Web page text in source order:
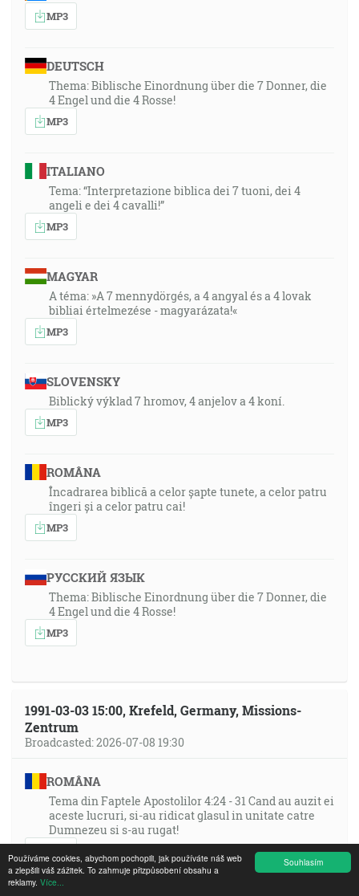
Souhlasím
Používáme cookies, abychom pochopili, jak používáte náš web
a zlepšili váš zážitek. To zahrnuje přizpůsobení obsahu a
reklamy. Více...
MP3
DEUTSCH
Thema: Biblische Einordnung über die 7 Donner, die
4 Engel und die 4 Rosse!
MP3
ITALIANO
Tema: “Interpretazione biblica dei 7 tuoni, dei 4
angeli e dei 4 cavalli!”
MP3
MAGYAR
A téma: »A 7 mennydörgés, a 4 angyal és a 4 lovak
bibliai értelmezése - magyarázata!«
MP3
SLOVENSKY
Biblický výklad 7 hromov, 4 anjelov a 4 koní.
MP3
ROMÂNA
Încadrarea biblică a celor șapte tunete, a celor patru
îngeri și a celor patru cai!
MP3
РУССКИЙ ЯЗЫК
Thema: Biblische Einordnung über die 7 Donner, die
4 Engel und die 4 Rosse!
MP3
1991-03-03 15:00, Krefeld, Germany, Missions-
Zentrum
Broadcasted: 2026-07-08 19:30
ROMÂNA
Tema din Faptele Apostolilor 4:24 - 31 Cand au auzit ei
aceste lucruri, si-au ridicat glasul in unitate catre
Dumnezeu si s-au rugat!